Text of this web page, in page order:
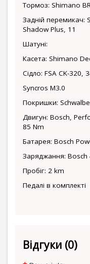
Тормоз: Shimano
Задній перемикач:
Shadow Plus, 11
Шатуні:
Касета: Shimano
Сідло: FSA CK-320,
Syncros M3.0
Покришки:
Двигун: Bosch,
85 Nm
Батарея: Bosch
Заряджання: Bosch
Пробіг: 2 km
Педалі в комплекті
Відгуки (0)